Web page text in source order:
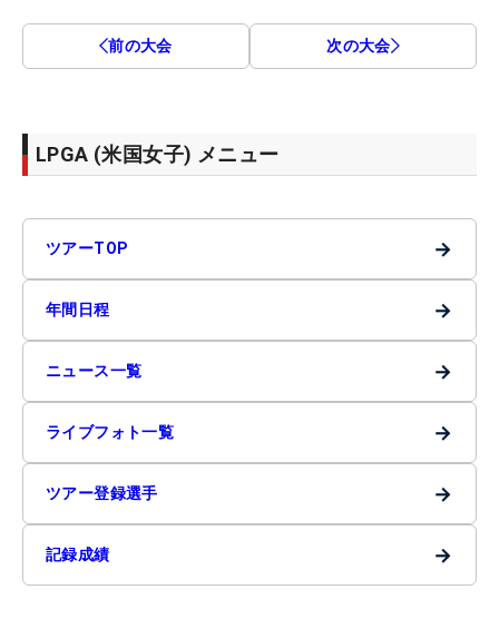
前の大会 次の大会
LPGA (米国女子) メニュー
ツアーTOP →
年間日程 →
ニュース一覧 →
ライブフォト一覧 →
ツアー登録選手 →
記録成績 →